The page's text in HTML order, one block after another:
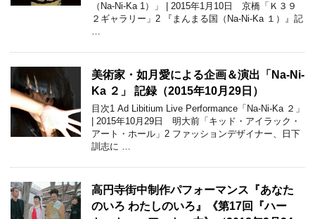
（Na-Ni-Ka 1）」 | 2015年1月10日 京橋「Ｋ３９
２ギャラリー」2 『まんまる国（Na-Ni-Ka １）』記
…
美術家・如月愛による企画＆演出「Na-Ni-
Ka ２」 記録（2015年10月29日）
目次1 Ad Libitium Live Performance「Na-Ni-Ka ２」
| 2015年10月29日 明大前「キッド・アイラック・
アート・ホール」2 ファッションデザイナー、日下
訓志に …
高円寺街中制作パフォーマンス『あなた
のいろ わたしのいろ』《第17回『ハー